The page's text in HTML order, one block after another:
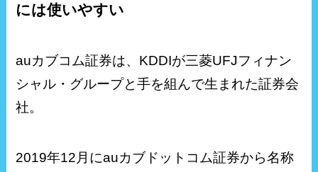
には使いやすい
auカブコム証券は、KDDIが三菱UFJフィナン
シャル・グループと手を組んで生まれた証券会
社。
2019年12月にauカブドットコム証券から名称